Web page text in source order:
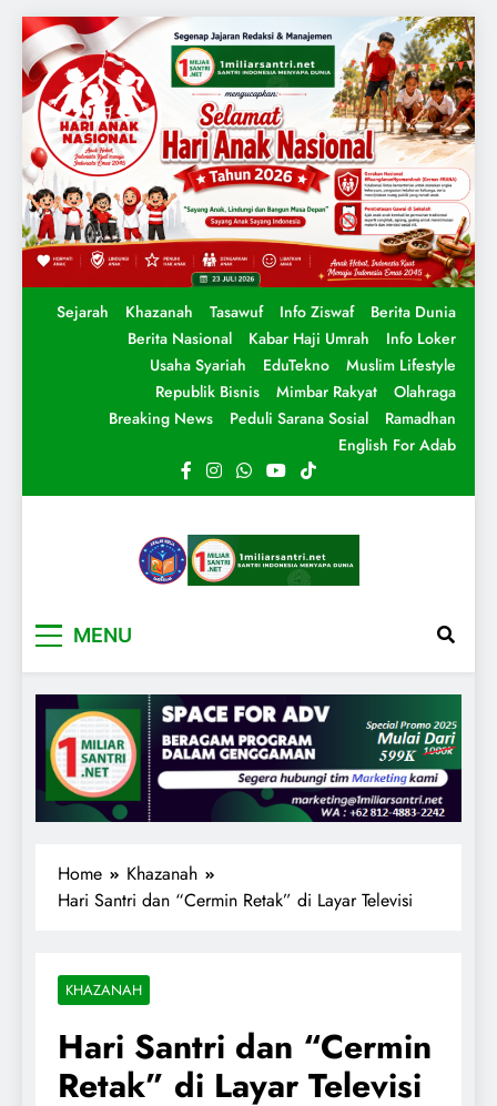
Sejarah Khazanah Tasawuf Info Ziswaf
Berita Dunia
Berita Nasional
Kabar Haji Umrah
Info Loker
Usaha Syariah
EduTekno
Muslim Lifestyle
Republik Bisnis
Mimbar Rakyat
Olahraga
Breaking News
Peduli Sarana Sosial
Ramadhan
English For Adab
MENU
Home
Khazanah
Hari Santri dan “Cermin Retak” di Layar Televisi
KHAZANAH
Hari Santri dan “Cermin
Retak” di Layar Televisi